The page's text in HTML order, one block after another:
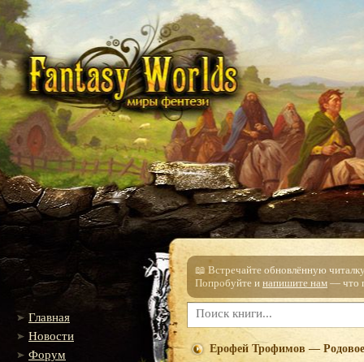
Главная
Новости
Форум
📖 Встречайте обновлённую
Попробуйте и напишите нам — что
Ерофей Трофимов — Родовое